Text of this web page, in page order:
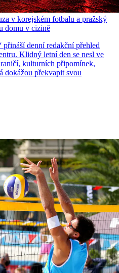
v korejském fotbalu a pražský
domu v cizině
přináší denní redakční přehled
Klidný letní den se nesl ve
kulturních připomínek,
dokážou překvapit svou